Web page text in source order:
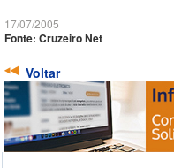
17/07/2005
Fonte: Cruzeiro Net
Voltar